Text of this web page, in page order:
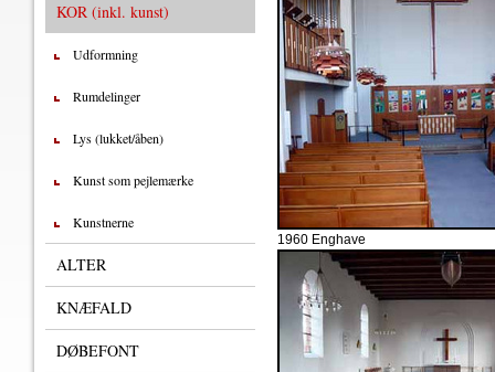
KOR (inkl. kunst)
Udformning
Rumdelinger
Lys (lukket/åben)
Kunst som pejlemærke
Kunstnerne
ALTER
KNÆFALD
DØBEFONT
1960 Enghave